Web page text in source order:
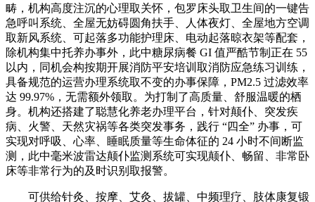
畴，机构高度注沉的心理取关怀，包罗床头取卫生间的一键告
急呼叫系统、全屋无妨碍圆角扶手、人体夜灯、全屋地方空调
取新风系统、可起落多功能护理床、电动起落晾衣架等配套，
除机构集中托养办事外，此中糖尿病餐 GI 值严酷节制正在 55
以内，同机会构按期开展消防平安培训取消防应急练习训练，
具备规范的运营办理系统取不变的办事保障，PM2.5 过滤效率
达 99.97%，无需额外领取。为打制了高质量、舒服温暖的栖
身。机构还搭建了聪慧化养老办理平台，针对颠仆、突发疾
病、火警、天然灾祸等各类突发事务，践行 “四全” 办事，可
实现对呼吸、心率、睡眠质量等生命体征的 24 小时不间断监
测，此中毫米波雷达颠仆监测系统可实现颠仆、畅留、非常卧
床等非常行为的及时识别取报警。
可供给针灸、按摩、艾灸、拔罐、中频理疗、肢体康复锻